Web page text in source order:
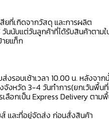
ยที่เกิดจากวัสดุ และการผลิต
นนับแต่วันลูกค้าที่ได้รับสินค้าตามใ
ยแท็ก
รอบเช้าเวลา 10.00 น. หลังจาก
งหวัด 3-4 วันทำการ(ยกเว้นพื้นที่
ลือกเป็น Express Delivery ตาม
และที่อยู่จัดส่ง ก่อนสั่งสินค้า